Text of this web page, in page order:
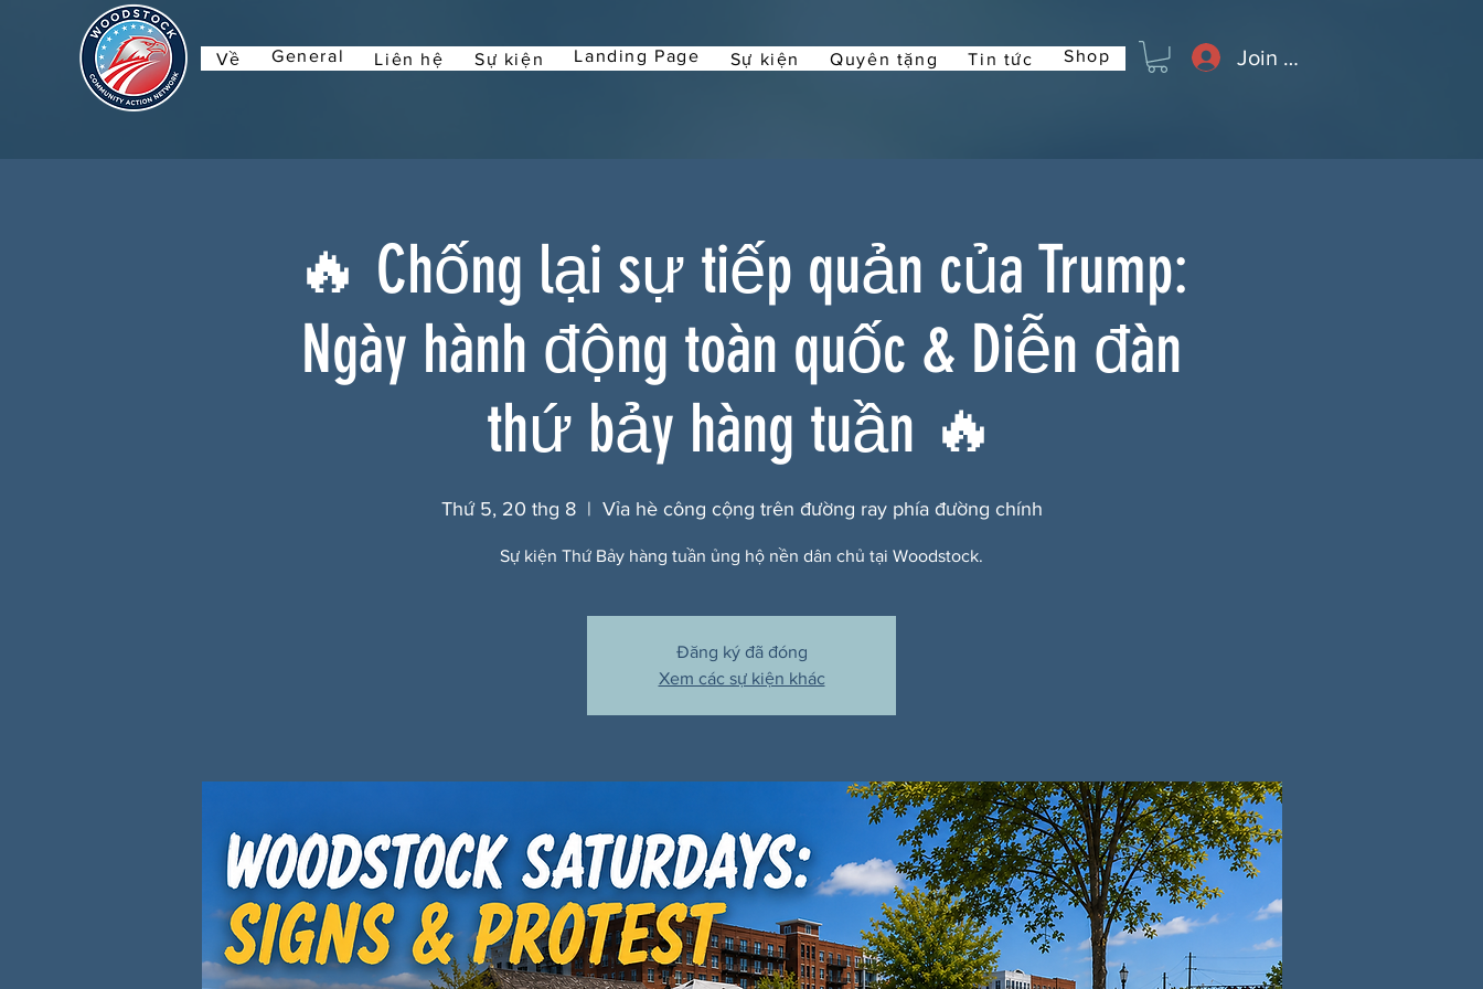
Về General Liên hệ Sự kiện Landing Page Sự kiện Quyên tặng Tin tức Shop Join or Log In
🔥 Chống lại sự tiếp quản của Trump:
Ngày hành động toàn quốc & Diễn đàn
thứ bảy hàng tuần 🔥
Thứ 5, 20 thg 8
  |
Vỉa hè công cộng trên đường ray phía đường chính
Sự kiện Thứ Bảy hàng tuần ủng hộ nền dân chủ tại Woodstock.
Đăng ký đã đóng
Xem các sự kiện khác